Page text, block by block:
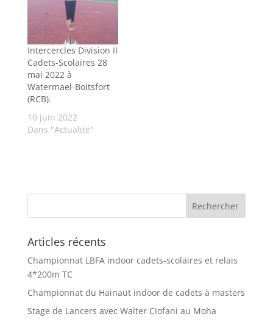
Intercercles Division II
Cadets-Scolaires 28
mai 2022 à
Watermael-Boitsfort
(RCB).
10 juin 2022
Dans "Actualité"
Articles récents
Championnat LBFA indoor cadets-scolaires et relais
4*200m TC
Championnat du Hainaut indoor de cadets à masters
Stage de Lancers avec Walter Ciofani au Moha